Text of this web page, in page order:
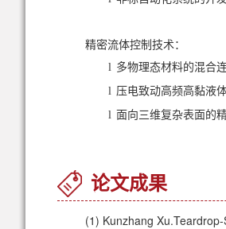
精密流体控制技术：
l 多物理态材料的混合
l 压电致动高频高黏液
l 面向三维复杂表面的
论文成果
(1) Kunzhang